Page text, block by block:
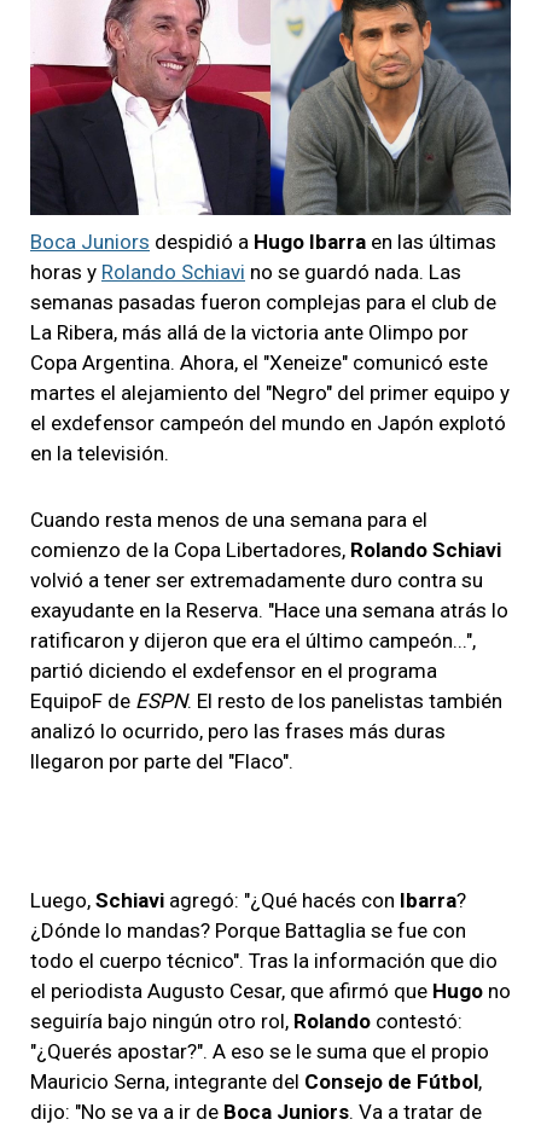
Boca Juniors despidió a Hugo Ibarra en las últimas
horas y Rolando Schiavi no se guardó nada. Las
semanas pasadas fueron complejas para el club de
La Ribera, más allá de la victoria ante Olimpo por
Copa Argentina. Ahora, el "Xeneize" comunicó este
martes el alejamiento del "Negro" del primer equipo y
el exdefensor campeón del mundo en Japón explotó
en la televisión.
Cuando resta menos de una semana para el
comienzo de la Copa Libertadores, Rolando Schiavi
volvió a tener ser extremadamente duro contra su
exayudante en la Reserva. "Hace una semana atrás lo
ratificaron y dijeron que era el último campeón...",
partió diciendo el exdefensor en el programa
EquipoF de ESPN. El resto de los panelistas también
analizó lo ocurrido, pero las frases más duras
llegaron por parte del "Flaco".
Luego, Schiavi agregó: "¿Qué hacés con Ibarra?
¿Dónde lo mandas? Porque Battaglia se fue con
todo el cuerpo técnico". Tras la información que dio
el periodista Augusto Cesar, que afirmó que Hugo no
seguiría bajo ningún otro rol, Rolando contestó:
"¿Querés apostar?". A eso se le suma que el propio
Mauricio Serna, integrante del Consejo de Fútbol,
dijo: "No se va a ir de Boca Juniors. Va a tratar de